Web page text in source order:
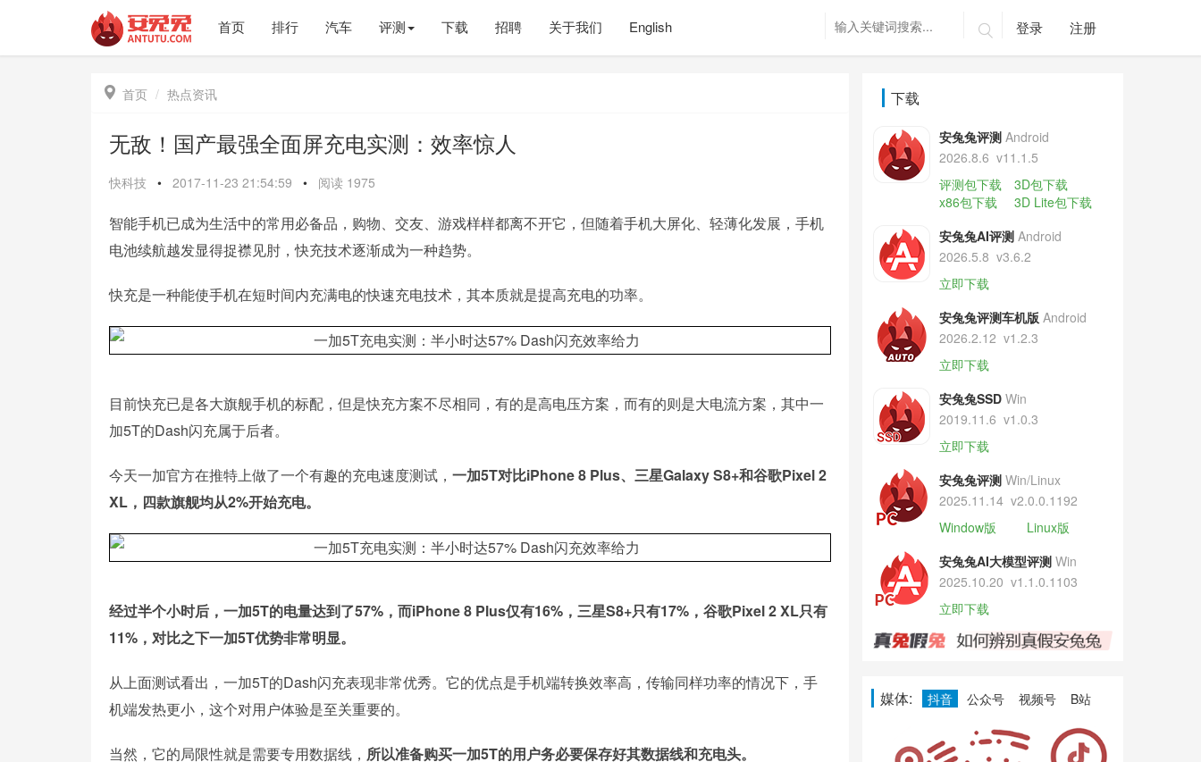
首页 排行 汽车 评测 下载 招聘 关于我们 English  登录 注册
 首页 热点资讯
无敌！国产最强全面屏充电实测：效率惊人
快科技 • 2017-11-23 21:54:59 • 阅读 1975
智能手机已成为生活中的常用必备品，购物、交友、游戏样样都离不开它，但随着手机大屏化、轻薄化发展，手机
电池续航越发显得捉襟见肘，快充技术逐渐成为一种趋势。
快充是一种能使手机在短时间内充满电的快速充电技术，其本质就是提高充电的功率。
目前快充已是各大旗舰手机的标配，但是快充方案不尽相同，有的是高电压方案，而有的则是大电流方案，其中一
加5T的Dash闪充属于后者。
今天一加官方在推特上做了一个有趣的充电速度测试， 一加5T对比iPhone 8 Plus、三星Galaxy S8+和谷歌Pixel 2
XL，四款旗舰均从2%开始充电。
经过半个小时后，一加5T的电量达到了57%，而iPhone 8 Plus仅有16%，三星S8+只有17%，谷歌Pixel 2 XL只有
11%，对比之下一加5T优势非常明显。
从上面测试看出，一加5T的Dash闪充表现非常优秀。它的优点是手机端转换效率高，传输同样功率的情况下，手
机端发热更小，这个对用户体验是至关重要的。
当然，它的局限性就是需要专用数据线， 所以准备购买一加5T的用户务必要保存好其数据线和充电头。
下载
安兔兔评测 Android
2026.8.6 v11.1.5
评测包下载
3D包下载
x86包下载
3D Lite包下载
安兔兔AI评测 Android
2026.5.8 v3.6.2
立即下载
安兔兔评测车机版 Android
2026.2.12 v1.2.3
立即下载
安兔兔SSD Win
2019.11.6 v1.0.3
立即下载
安兔兔评测 Win/Linux
2025.11.14 v2.0.0.1192
Window版
Linux版
安兔兔AI大模型评测 Win
2025.10.20 v1.1.0.1103
立即下载
媒体: 抖音 公众号 视频号 B站